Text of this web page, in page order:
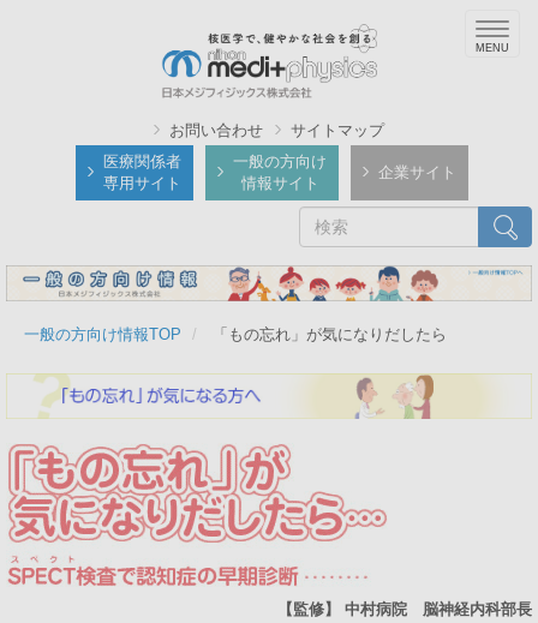
移
動
お問い合わせ
サイトマップ
医療関係者
専用サイト
一般の方向け
情報サイト
企業サイト
検索
一般の方向け情報TOP 「もの忘れ」が気になりだしたら
【監修】
中村病院 脳神経内科部長